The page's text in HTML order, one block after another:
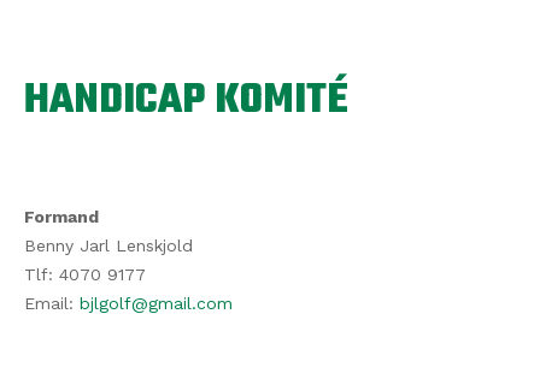
HANDICAP KOMITÉ
Formand
Benny Jarl Lenskjold
Tlf: 4070 9177
Email: bjlgolf@gmail.com